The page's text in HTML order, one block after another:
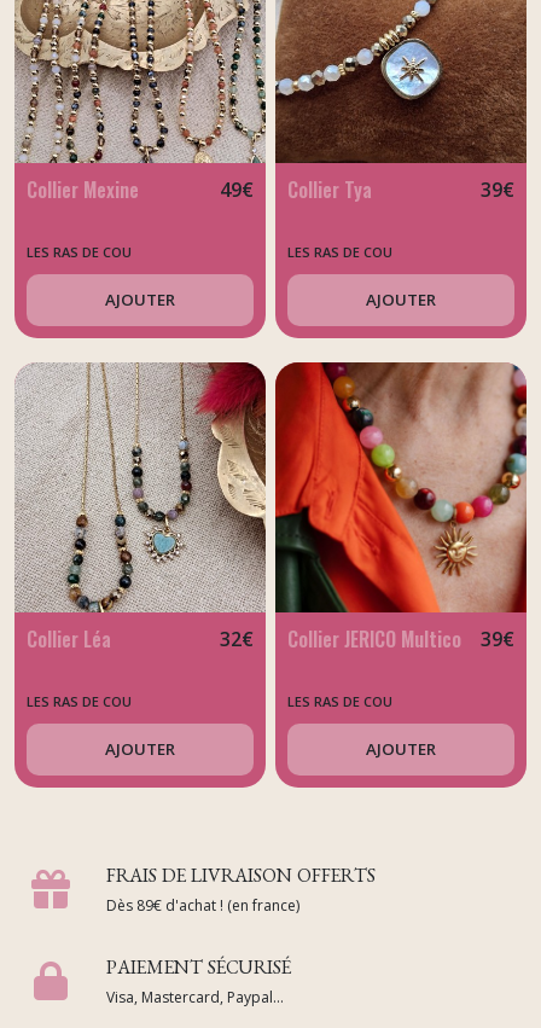
Collier Mexine 49€
LES RAS DE COU
AJOUTER
Collier Tya 39€
LES RAS DE COU
AJOUTER
Collier Léa 32€
LES RAS DE COU
AJOUTER
Collier JERICO Multico 39€
LES RAS DE COU
AJOUTER
FRAIS DE LIVRAISON OFFERTS
Dès 89€ d'achat ! (en france)
PAIEMENT SÉCURISÉ
Visa, Mastercard, Paypal...